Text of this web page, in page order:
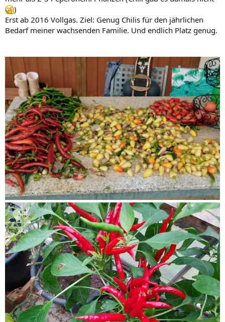
)
Erst ab 2016 Vollgas. Ziel: Genug Chilis für den jährlichen
Bedarf meiner wachsenden Familie. Und endlich Platz genug.